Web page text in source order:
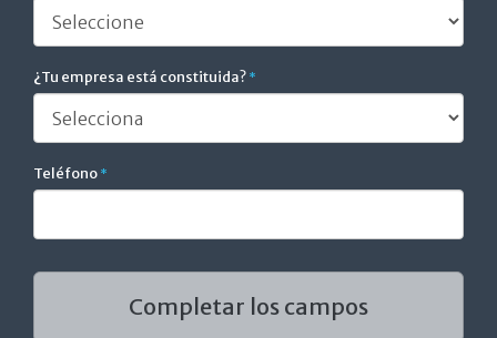
¿Tu empresa está constituida? *
Teléfono *
Completar los campos